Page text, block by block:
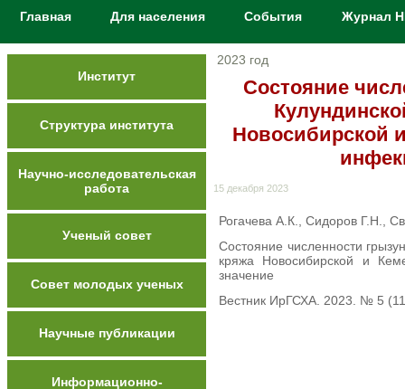
Главная Для населения События Журнал
Институт
Структура института
Научно-исследовательская
работа
Ученый совет
Совет молодых ученых
Научные публикации
Информационно-
2023 год
Состояние
Новосибирской
15 декабря 2023
Рогачева А.К., Сидоров Г.Н.,
Состояние численности
кряжа Новосибирской и
значение
Вестник ИрГСХА. 2023. № 5